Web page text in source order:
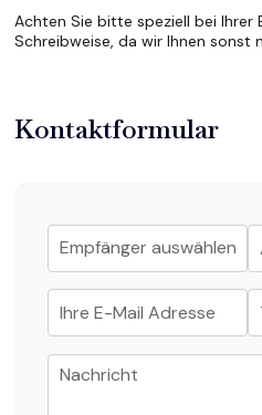
Achten Sie bitte speziell bei Ihrer
Schreibweise, da wir Ihnen sonst
Kontaktformular